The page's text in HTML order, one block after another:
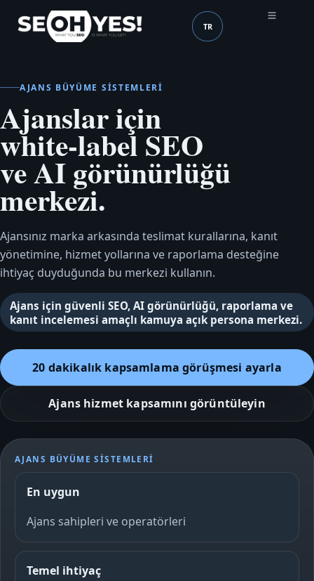
SEOH Dil (mobile header)
TR
AJANS BÜYÜME SISTEMLERI
Ajanslar için
white-label SEO
ve AI görünürlüğü
merkezi.
Ajansınız marka arkasında teslimat kurallarına, kanıt
yönetimine, hizmet yollarına ve raporlama desteğine
ihtiyaç duyduğunda bu merkezi kullanın.
Ajans için güvenli SEO, AI görünürlüğü, raporlama ve
kanıt incelemesi amaçlı kamuya açık persona merkezi.
20 dakikalık kapsamlama görüşmesi ayarla
Ajans hizmet kapsamını görüntüleyin
AJANS BÜYÜME SISTEMLERI
En uygun
Ajans sahipleri ve operatörleri
Temel ihtiyaç